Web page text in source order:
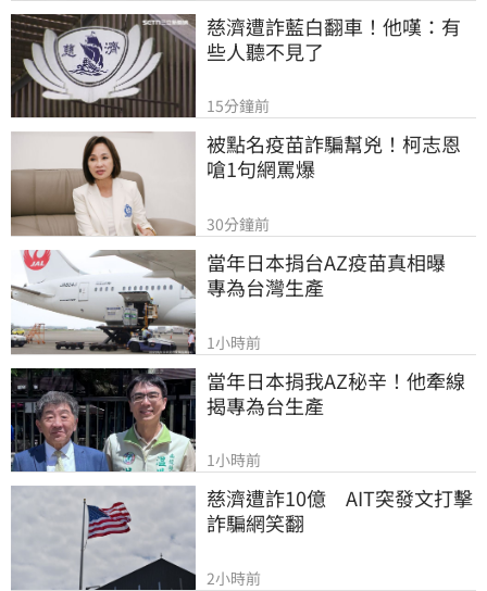
慈濟遭詐藍白翻車！他嘆：有
些人聽不見了
15分鐘前
被點名疫苗詐騙幫兇！柯志恩
嗆1句網罵爆
30分鐘前
當年日本捐台AZ疫苗真相曝
專為台灣生產
1小時前
當年日本捐我AZ秘辛！他牽線
揭專為台生產
1小時前
慈濟遭詐10億　AIT突發文打擊
詐騙網笑翻
2小時前